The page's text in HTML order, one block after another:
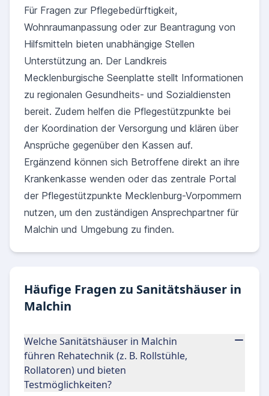
Für Fragen zur Pflegebedürftigkeit,
Wohnraumanpassung oder zur Beantragung von
Hilfsmitteln bieten unabhängige Stellen
Unterstützung an. Der Landkreis
Mecklenburgische Seenplatte stellt Informationen
zu regionalen Gesundheits- und Sozialdiensten
bereit. Zudem helfen die Pflegestützpunkte bei
der Koordination der Versorgung und klären über
Ansprüche gegenüber den Kassen auf.
Ergänzend können sich Betroffene direkt an ihre
Krankenkasse wenden oder das zentrale Portal
der Pflegestützpunkte Mecklenburg-Vorpommern
nutzen, um den zuständigen Ansprechpartner für
Malchin und Umgebung zu finden.
Häufige Fragen zu Sanitätshäuser in
Malchin
Welche Sanitätshäuser in Malchin
führen Rehatechnik (z. B. Rollstühle,
Rollatoren) und bieten
Testmöglichkeiten?